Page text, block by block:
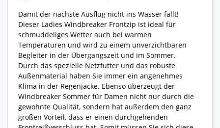
Damit der nächste Ausflug nicht ins Wasser fällt!
Dieser Ladies Windbreaker Frontzip ist ideal für
schmuddeliges Wetter auch bei warmen
Temperaturen und wird zu einem unverzichtbaren
Begleiter in der Übergangszeit und im Sommer.
Durch das spezielle Netzfutter und das robuste
Außenmaterial haben Sie immer ein angenehmes
Klima in der Regenjacke. Ebenso überzeugt der
Windbreaker Sommer für Damen nicht nur durch die
gewohnte Qualität, sondern hat außerdem den ganz
großen Vorteil, dass er einen durchgehenden